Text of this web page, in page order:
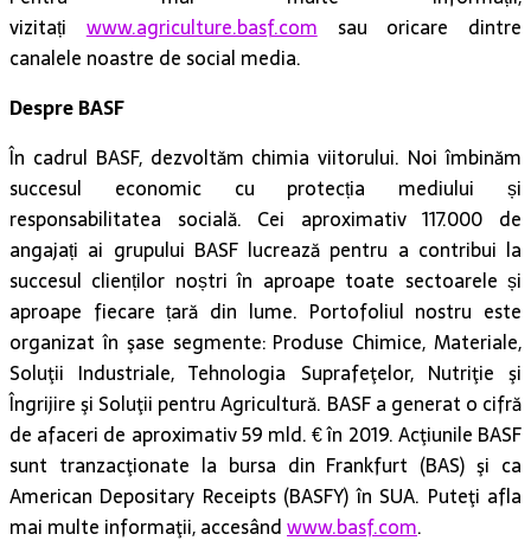
vizitațiwww.agriculture.basf.comsau oricare dintre
canalele noastre de social media.
Despre BASF
În cadrul BASF, dezvoltăm chimia viitorului. Noi îmbinăm
succesul economic cu protecția mediului și
responsabilitatea socială. Cei aproximativ 117.000 de
angajați ai grupului BASF lucrează pentru a contribui la
succesul clienților noștri în aproape toate sectoarele și
aproape fiecare țară din lume. Portofoliul nostru este
organizat în şase segmente: Produse Chimice, Materiale,
Soluţii Industriale, Tehnologia Suprafeţelor, Nutriţie şi
Îngrijire şi Soluţii pentru Agricultură. BASF a generat o cifră
de afaceri de aproximativ 59 mld. € în 2019. Acţiunile BASF
sunt tranzacţionate la bursa din Frankfurt (BAS) şi ca
American Depositary Receipts (BASFY) în SUA. Puteţi afla
mai multe informaţii, accesândwww.basf.com.